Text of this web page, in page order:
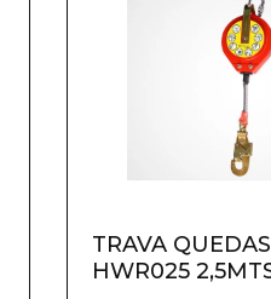
TRAVA
HWR025